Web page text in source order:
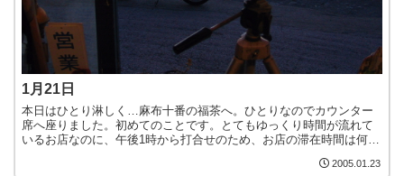
1月21日
本日はひとり淋しく…麻布十番の福茶へ。ひとりなのでカウンター
席へ座りました。初めてのことです。とてもゆっくり時間が流れて
いるお店なのに、午後1時から打合せのため、お店の滞在時間は何と
2005.01.23